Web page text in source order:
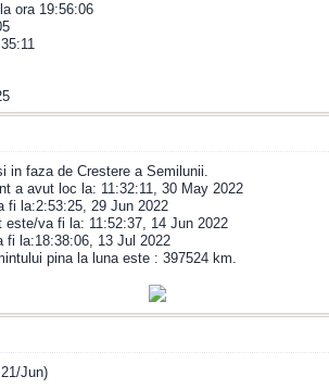
ora 19:56:06
in faza de Crestere a Semilunii.
a avut loc la: 11:32:11, 30 May 2022
fi la:2:53:25, 29 Jun 2022
este/va fi la: 11:52:37, 14 Jun 2022
fi la:18:38:06, 13 Jul 2022
pina la luna este : 397524 km.
Jun)